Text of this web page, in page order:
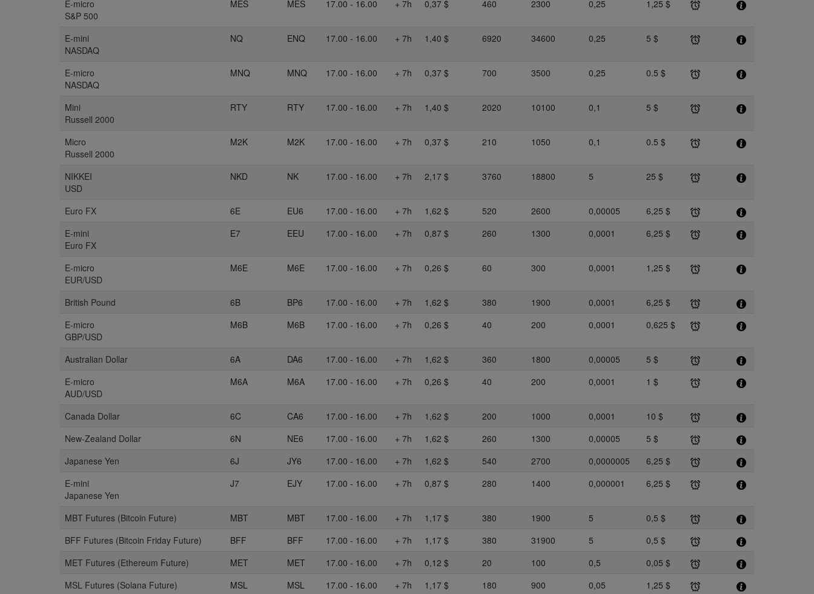
E-micro
S&P 500
MES MES 17.00 - 16.00 + 7h 0,37 $ 460 2300 0,25 1,25 $
E-mini
NASDAQ
NQ ENQ 17.00 - 16.00 + 7h 1,40 $ 6920 34600 0,25 5 $
E-micro
NASDAQ
MNQ MNQ 17.00 - 16.00 + 7h 0,37 $ 700 3500 0,25 0.5 $
Mini
Russell 2000
RTY RTY 17.00 - 16.00 + 7h 1,40 $ 2020 10100 0,1 5 $
Micro
Russell 2000
M2K M2K 17.00 - 16.00 + 7h 0,37 $ 210 1050 0,1 0.5 $
NIKKEI
USD
NKD NK 17.00 - 16.00 + 7h 2,17 $ 3760 18800 5 25 $
Euro FX 6E EU6 17.00 - 16.00 + 7h 1,62 $ 520 2600 0,00005
6,25 $
E-mini
Euro FX
E7 EEU 17.00 - 16.00 + 7h 0,87 $ 260 1300 0,0001 6,25 $
E-micro
EUR/USD
M6E M6E 17.00 - 16.00 + 7h 0,26 $ 60 300 0,0001 1,25 $
British Pound 6B BP6 17.00 - 16.00 + 7h 1,62 $ 380 1900 0,0001
6,25 $
E-micro
GBP/USD
M6B M6B 17.00 - 16.00 + 7h 0,26 $ 40 200 0,0001 0,625 $
Australian Dollar 6A DA6 17.00 - 16.00 + 7h 1,62 $ 360 1800 0,00005
5 $
E-micro
AUD/USD
M6A M6A 17.00 - 16.00 + 7h 0,26 $ 40 200 0,0001 1 $
Canada Dollar 6C CA6 17.00 - 16.00 + 7h 1,62 $ 200 1000 0,0001
10 $
New-Zealand Dollar
6N NE6 17.00 - 16.00 + 7h 1,62 $ 260 1300 0,00005
5 $
Japanese Yen
6J JY6 17.00 - 16.00 + 7h 1,62 $ 540 2700 0,0000005
6,25 $
E-mini
Japanese Yen
J7 EJY 17.00 - 16.00 + 7h 0,87 $ 280 1400 0,000001 6,25 $
MBT Futures (Bitcoin Future) MBT MBT 17.00 - 16.00 + 7h 1,17 $ 380 1900 5
0,5 $
BFF Futures (Bitcoin Friday Future)
BFF BFF 17.00 - 16.00 + 7h 1,17 $ 380 31900 5
0,5 $
MET Futures (Ethereum Future)
MET MET 17.00 - 16.00 + 7h 0,12 $ 20 100 0,5
0,05 $
MSL Futures (Solana Future)
MSL MSL 17.00 - 16.00 + 7h 1,17 $ 180 900 0,05
1,25 $